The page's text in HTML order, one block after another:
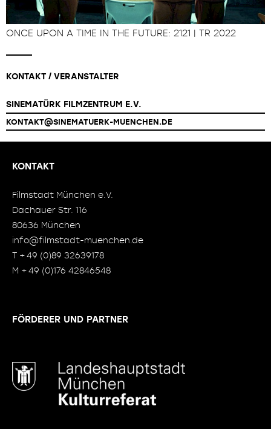
ONCE UPON A TIME IN THE FUTURE: 2121 | TR 2022
KONTAKT / VERANSTALTER
SINEMATÜRK FILMZENTRUM E.V.
KONTAKT@SINEMATUERK-MUENCHEN.DE
KONTAKT
Filmstadt München e.V.
Dachauer Str. 116
80636 München
info@filmstadt-muenchen.de
T + 49 (0)89 32639178
M + 49 (0)176 42846548
FÖRDERER UND PARTNER